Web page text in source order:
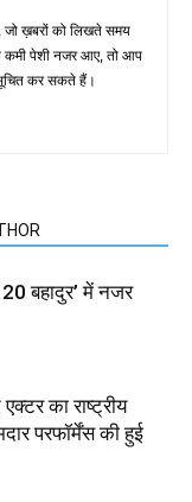
जो ख़बरों को लिखते समय
कमी पेशी नजर आए, तो आप
कर सकते हैं।
बहादुर’ में नजर
का राष्ट्रीय
परफॉर्मेंस की हुई